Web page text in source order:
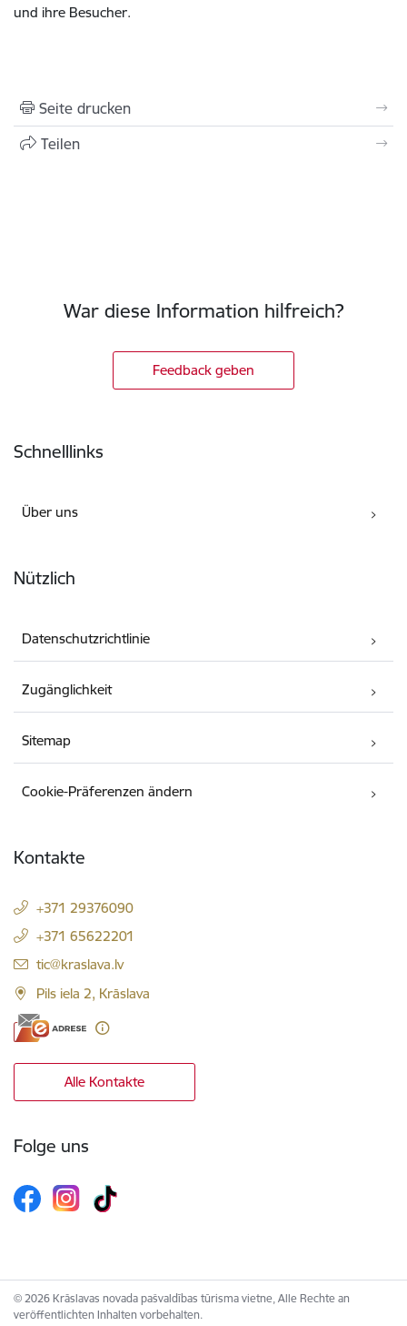
und ihre Besucher.
Seite drucken
Teilen
War diese Information hilfreich?
Feedback geben
Schnelllinks
Über uns
Nützlich
Datenschutzrichtlinie
Zugänglichkeit
Sitemap
Cookie-Präferenzen ändern
Kontakte
+371 29376090
+371 65622201
E-Mail:
tic@kraslava.lv
Pils iela 2, Krāslava
Alle Kontakte
Folge uns
© 2026 Krāslavas novada pašvaldības tūrisma vietne, Alle Rechte an
veröffentlichten Inhalten vorbehalten.